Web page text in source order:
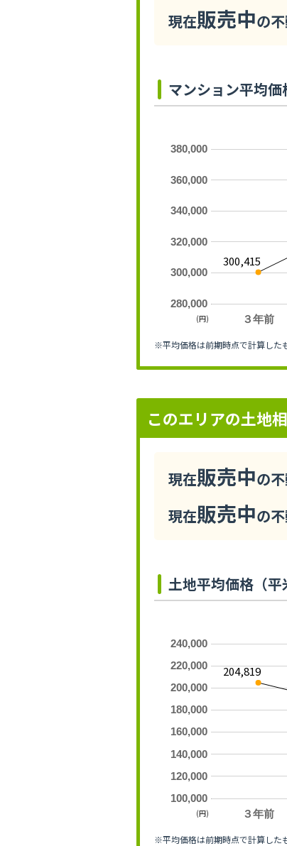
現在販売中の
マンション平均
３年前
280,000
300,000
320,000
340,000
360,000
380,000
300,415
(円)
※平均価格は前期時点で計算した
このエリアの土地
現在販売中の
現在販売中の
土地平均価格（
３年前
100,000
120,000
140,000
160,000
180,000
200,000
220,000
240,000
204,819
(円)
※平均価格は前期時点で計算した